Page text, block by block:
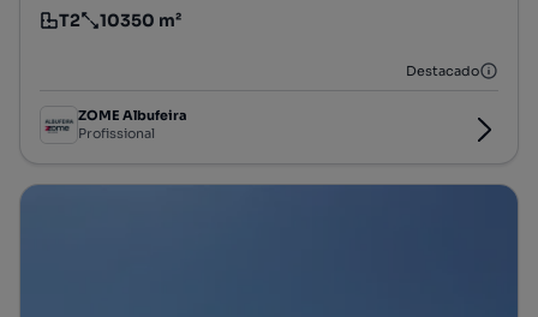
Tipologia
T2
Preço por metro quadrado
10350 m²
Destacado
ZOME Albufeira
Profissional